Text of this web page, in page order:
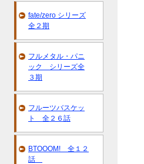
fate/zero シリーズ
全２期
フルメタル・パニ
ック シリーズ全
３期
フルーツバスケッ
ト 全２６話
BTOOOM! 全１２
話